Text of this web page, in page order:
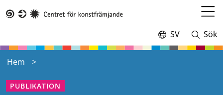
till
Switch
language,
SV
Öppna
och
Sök
Hem
PUBLIKATION